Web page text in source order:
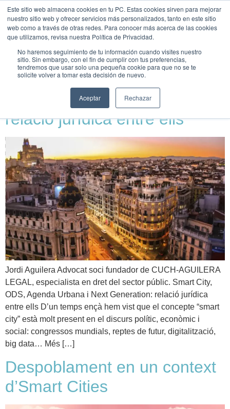
Este sitio web almacena cookies en tu PC. Estas cookies sirven para mejorar
nuestro sitio web y ofrecer servicios más personalizados, tanto en este sitio
web como a través de otras redes. Para conocer más acerca de las cookies
que utilizamos, revisa nuestra Política de Privacidad.
No haremos seguimiento de tu información cuando visites nuestro
sitio. Sin embargo, con el fin de cumplir con tus preferencias,
tendremos que usar solo una pequeña cookie para que no se te
solicite volver a tomar esta decisión de nuevo.
Aceptar Rechazar
UNEIX-
TE
Etiqueta:ODS
Smart City, ODS, Agenda
Urbana i Next Generation:
relació jurídica entre ells
Jordi Aguilera Advocat soci fundador de CUCH-AGUILERA
LEGAL, especialista en dret del sector públic. Smart City,
ODS, Agenda Urbana i Next Generation: relació jurídica
entre ells D’un temps ençà hem vist que el concepte “smart
city” està molt present en el discurs polític, econòmic i
social: congressos mundials, reptes de futur, digitalització,
big data… Més […]
Despoblament en un context
d’Smart Cities